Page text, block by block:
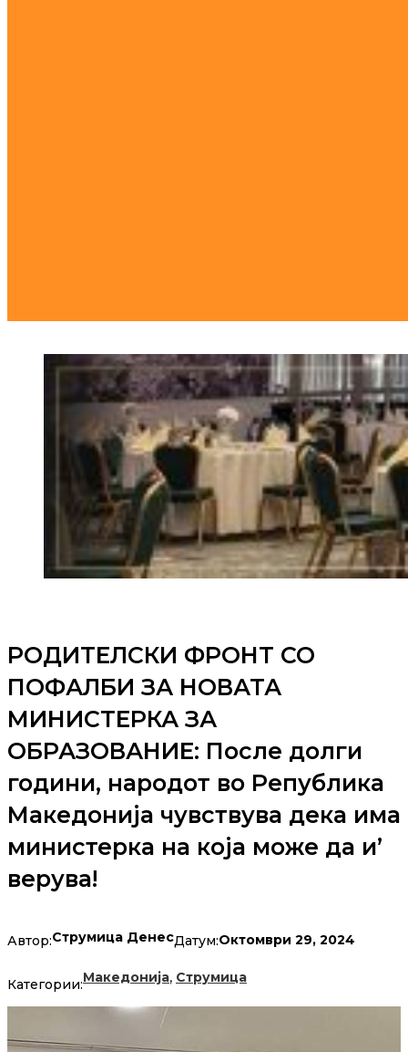
РОДИТЕЛСКИ ФРОНТ СО
ПОФАЛБИ ЗА НОВАТА
МИНИСТЕРКА ЗА
ОБРАЗОВАНИЕ: После долги
години, народот во Република
Македонија чувствува дека има
министерка на која може да и’
верува!
Автор:Струмица ДенесДатум:Октомври 29, 2024
Категории:Македонија, Струмица